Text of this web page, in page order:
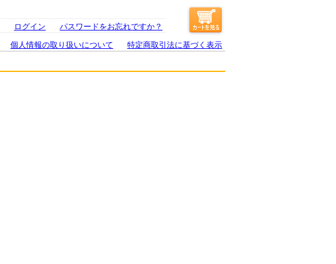
ログイン パスワードをお忘れですか？
個人情報の取り扱いについて 特定商取引法に基づく表示